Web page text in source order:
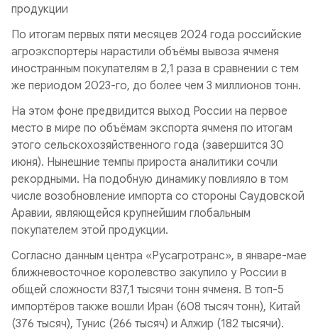
продукции
По итогам первых пяти месяцев 2024 года российские
агроэкспортеры нарастили объёмы вывоза ячменя
иностранным покупателям в 2,1 раза в сравнении с тем
же периодом 2023-го, до более чем 3 миллионов тонн.
На этом фоне предвидится выход России на первое
место в мире по объёмам экспорта ячменя по итогам
этого сельскохозяйственного года (завершится 30
июня). Нынешние темпы прироста аналитики сочли
рекордными. На подобную динамику повлияло в том
числе возобновление импорта со стороны Саудовской
Аравии, являющейся крупнейшим глобальным
покупателем этой продукции.
Согласно данным центра «Русагротранс», в январе-мае
ближневосточное королевство закупило у России в
общей сложности 837,1 тысячи тонн ячменя. В топ-5
импортёров также вошли Иран (608 тысяч тонн), Китай
(376 тысяч), Тунис (266 тысяч) и Алжир (182 тысячи).